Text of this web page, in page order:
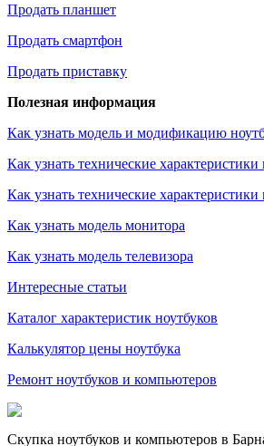
Продать планшет
Продать смартфон
Продать приставку
Полезная информация
Как узнать модель и модификацию
Как узнать технические характеристики
Как узнать технические
Как узнать модель монитора
Как узнать модель телевизора
Интересные статьи
Каталог характеристик ноутбуков
Калькулятор цены ноутбука
Ремонт ноутбуков и компьютеров
Скупка ноутбуков и компьютеров в